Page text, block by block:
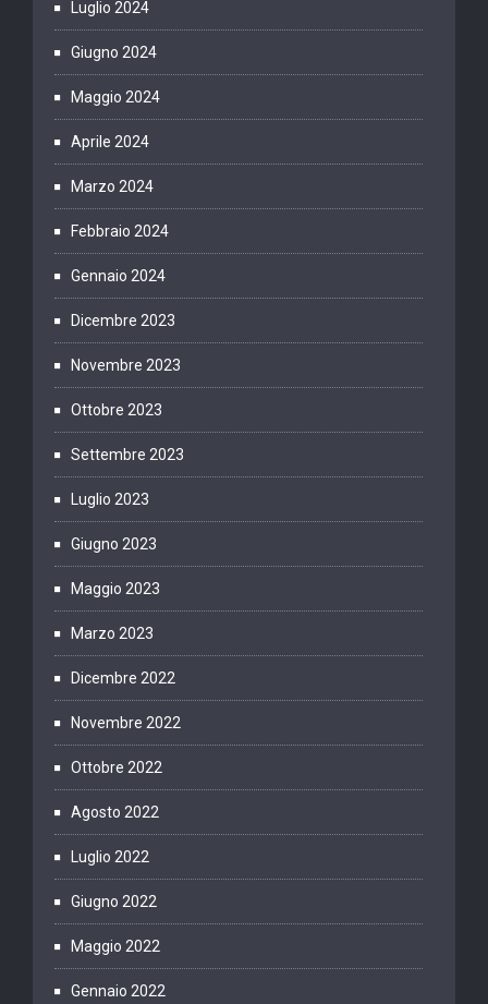
Luglio 2024
Giugno 2024
Maggio 2024
Aprile 2024
Marzo 2024
Febbraio 2024
Gennaio 2024
Dicembre 2023
Novembre 2023
Ottobre 2023
Settembre 2023
Luglio 2023
Giugno 2023
Maggio 2023
Marzo 2023
Dicembre 2022
Novembre 2022
Ottobre 2022
Agosto 2022
Luglio 2022
Giugno 2022
Maggio 2022
Gennaio 2022